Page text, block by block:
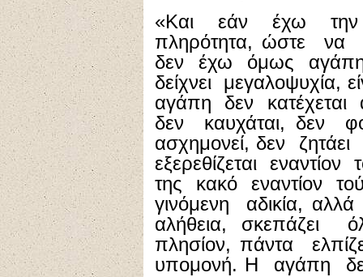
«Και εάν έχω
πληρότητα, ώστε
δεν έχω όμως
δείχνει μεγαλοψυχία,
αγάπη δεν
δεν καυχάται, δεν
ασχημονεί, δεν
εξερεθίζεται
της κακό εναντίον
γινόμενη αδικία,
αλήθεια, σκεπάζει
πλησίον, πάντα
υπομονή. Η αγάπη